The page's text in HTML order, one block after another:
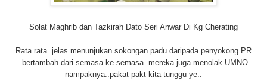
Solat Maghrib dan Tazkirah Dato Seri Anwar Di Kg Cherating
Rata rata..jelas menunjukan sokongan padu daripada penyokong PR
.bertambah dari semasa ke semasa..mereka juga menolak UMNO
nampaknya..pakat pakt kita tunggu ye..